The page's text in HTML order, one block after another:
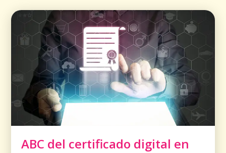
ABC del certificado digital en